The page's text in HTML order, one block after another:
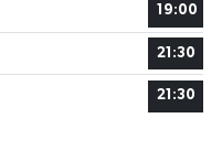
19:00
21:30
21:30